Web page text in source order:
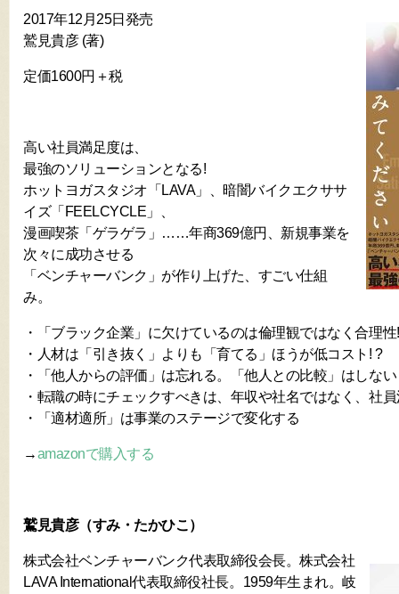
2017年12月25日発売
鷲見貴彦 (著)
定価1600円＋税
高い社員満足度は、
最強のソリューションとなる!
ホットヨガスタジオ「LAVA」、暗闇バイクエクササ
イズ「FEELCYCLE」、
漫画喫茶「ゲラゲラ」……年商369億円、新規事業を
次々に成功させる
「ベンチャーバンク」が作り上げた、すごい仕組
み。
・「ブラック企業」に欠けているのは倫理観ではなく合理性
・人材は「引き抜く」よりも「育てる」ほうが低コスト! ?
・「他人からの評価」は忘れる。「他人との比較」はしない
・転職の時にチェックすべきは、年収や社名ではなく、社
・「適材適所」は事業のステージで変化する
→amazonで購入する
鷲見貴彦（すみ・たかひこ）
株式会社ベンチャーバンク代表取締役会長。株式会社
LAVA International代表取締役社長。1959年生まれ。岐